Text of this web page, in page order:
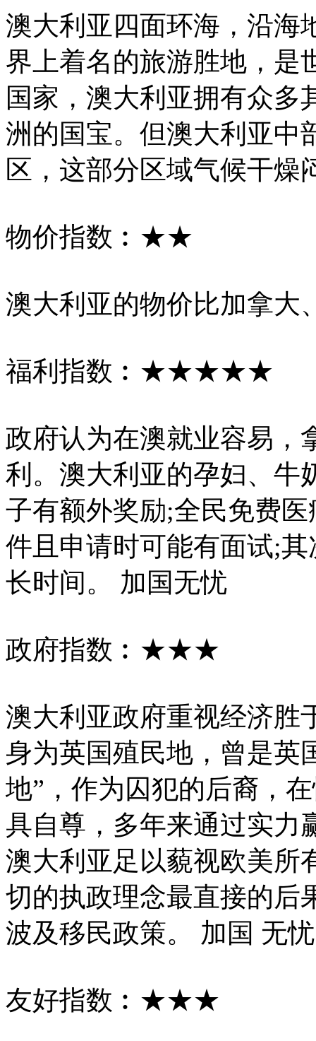
澳大利亚四面环海，沿海
界上着名的旅游胜地，是
国家，澳大利亚拥有众多
洲的国宝。但澳大利亚中
区，这部分区域气候干燥
物价指数︰★★
澳大利亚的物价比加拿大
福利指数︰★★★★★
政府认为在澳就业容易，
利。澳大利亚的孕妇、牛
子有额外奖励;全民免费
件且申请时可能有面试;
长时间。 加国无忧
政府指数︰★★★
澳大利亚政府重视经济胜
身为英国殖民地，曾是英
地”，作为囚犯的后裔，
具自尊，多年来通过实力
澳大利亚足以藐视欧美所
切的执政理念最直接的后
波及移民政策。 加国 无
友好指数︰★★★